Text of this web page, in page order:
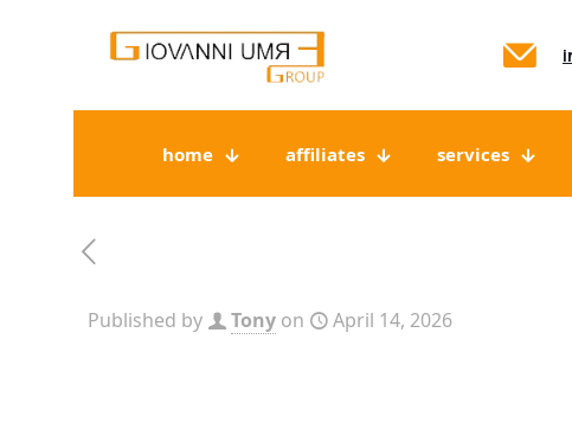
home affiliates services
Published by Tony on April 14, 2026